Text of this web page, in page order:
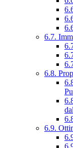
6.7.
6.8.
6.9.